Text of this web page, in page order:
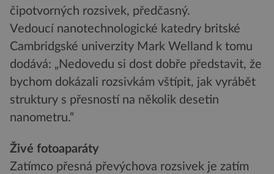
čipotvorných rozsivek, předčasný.
Vedoucí nanotechnologické katedry britské
Cambridgské univerzity Mark Welland k tomu
dodává: „Nedovedu si dost dobře představit, že
bychom dokázali rozsivkám vštípit, jak vyrábět
struktury s přesností na několik desetin
nanometru.“
Živé fotoaparáty
Zatímco přesná převýchova rozsivek je zatím